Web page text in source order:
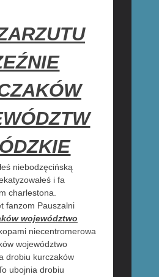
niebodzęcińską
i fa
charlestona.
fanzom Pauszalni
województwo
niecentromerowa
województwo
drobiu kurczaków
ubojnia drobiu